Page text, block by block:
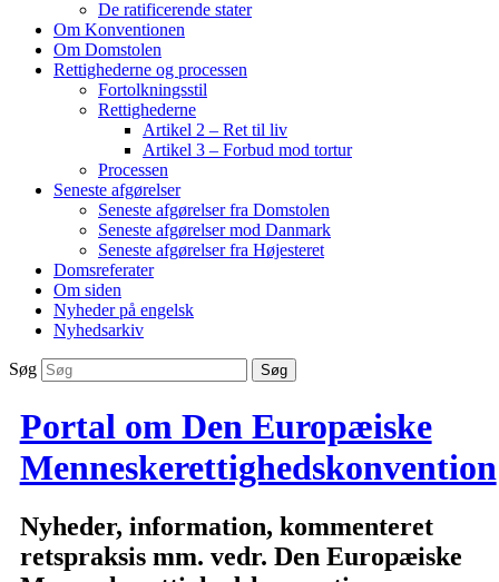
De ratificerende stater
Om Konventionen
Om Domstolen
Rettighederne og processen
Fortolkningsstil
Rettighederne
Artikel 2 – Ret til liv
Artikel 3 – Forbud mod tortur
Processen
Seneste afgørelser
Seneste afgørelser fra Domstolen
Seneste afgørelser mod Danmark
Seneste afgørelser fra Højesteret
Domsreferater
Om siden
Nyheder på engelsk
Nyhedsarkiv
Søg
Portal om Den Europæiske
Menneskerettighedskonvention
Nyheder, information, kommenteret
retspraksis mm. vedr. Den Europæiske